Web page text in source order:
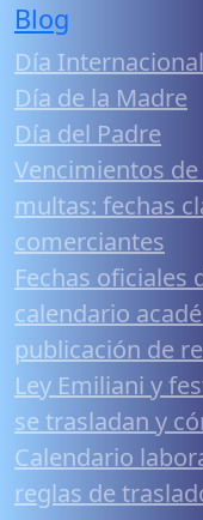
Blog
Día
Día de la Madre
Día del Padre
Vencimientos
multas: fechas
comerciantes
Fechas oficiales
calendario
publicación de
Ley Emiliani y
se trasladan y
Calendario
reglas de